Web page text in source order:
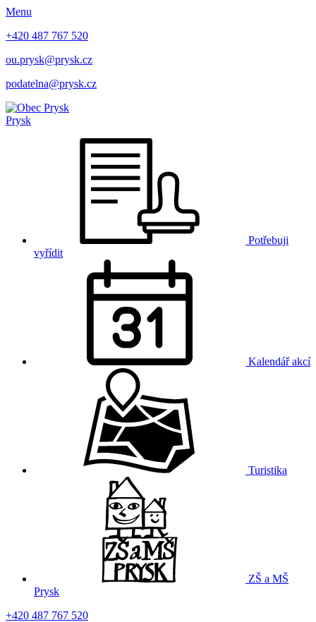
Menu
+420 487 767 520
ou.prysk@prysk.cz
podatelna@prysk.cz
Prysk
Potřebuji
vyřídit
Kalendář akcí
Turistika
ZŠ a MŠ
Prysk
+420 487 767 520